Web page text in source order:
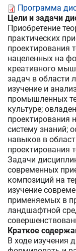
Программа
Цели и задачи
Приобретение
практических
проектирования
нацеленных на
креативного
задач в области
изучение и
промышленных
культуре;
проектирования
систему знаний;
навыков в
проектирования
Задачи
современных
композиций на
изучение
применяемых в
ландшафтной
Краткое
В ходе изучения